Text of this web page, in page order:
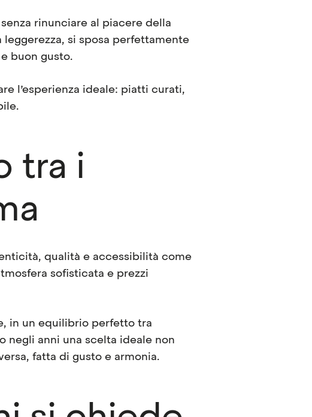
rinunciare al piacere della
si sposa perfettamente
buon gusto.
l’esperienza ideale: piatti curati,
tra i
qualità e accessibilità come
sofisticata e prezzi
in un equilibrio perfetto tra
negli anni una scelta ideale non
fatta di gusto e armonia.